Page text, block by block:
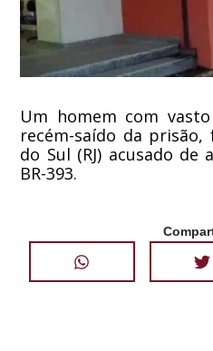
Um homem com
recém-saído da
do Sul (RJ) acusado
BR-393.